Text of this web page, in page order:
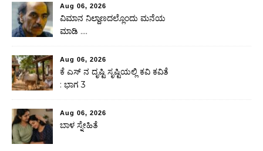
Aug 06, 2026
ವಿಮಾನ ನಿಲ್ದಾಣದಲ್ಲೊಂದು ಮನೆಯ
ಮಾಡಿ ….
Aug 06, 2026
ಕೆ ಎಸ್ ನ ದೃಷ್ಟಿ ಸೃಷ್ಟಿಯಲ್ಲಿ ಕವಿ ಕವಿತೆ
: ಭಾಗ 3
Aug 06, 2026
ಬಾಳ ಸ್ನೇಹಿತೆ